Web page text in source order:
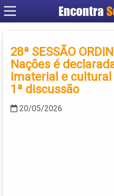
Encontra
28ª SESSÃO
Nações é
imaterial e cultural
1ª discussão
20/05/2026